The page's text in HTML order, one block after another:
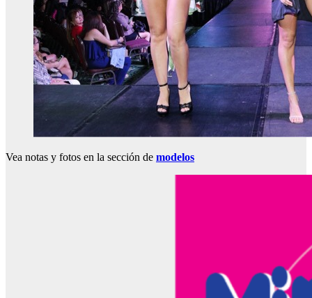
Vea notas y fotos en la sección de modelos